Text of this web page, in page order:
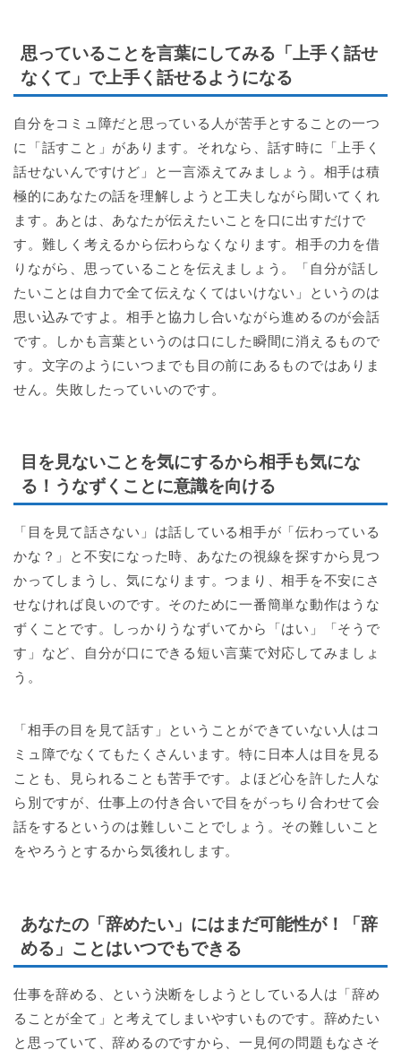
思っていることを言葉にしてみる「上手く話せ
なくて」で上手く話せるようになる
自分をコミュ障だと思っている人が苦手とすることの一つ
に「話すこと」があります。それなら、話す時に「上手く
話せないんですけど」と一言添えてみましょう。相手は積
極的にあなたの話を理解しようと工夫しながら聞いてくれ
ます。あとは、あなたが伝えたいことを口に出すだけで
す。難しく考えるから伝わらなくなります。相手の力を借
りながら、思っていることを伝えましょう。「自分が話し
たいことは自力で全て伝えなくてはいけない」というのは
思い込みですよ。相手と協力し合いながら進めるのが会話
です。しかも言葉というのは口にした瞬間に消えるもので
す。文字のようにいつまでも目の前にあるものではありま
せん。失敗したっていいのです。
目を見ないことを気にするから相手も気にな
る！うなずくことに意識を向ける
「目を見て話さない」は話している相手が「伝わっている
かな？」と不安になった時、あなたの視線を探すから見つ
かってしまうし、気になります。つまり、相手を不安にさ
せなければ良いのです。そのために一番簡単な動作はうな
ずくことです。しっかりうなずいてから「はい」「そうで
す」など、自分が口にできる短い言葉で対応してみましょ
う。
「相手の目を見て話す」ということができていない人はコ
ミュ障でなくてもたくさんいます。特に日本人は目を見る
ことも、見られることも苦手です。よほど心を許した人な
ら別ですが、仕事上の付き合いで目をがっちり合わせて会
話をするというのは難しいことでしょう。その難しいこと
をやろうとするから気後れします。
あなたの「辞めたい」にはまだ可能性が！「辞
める」ことはいつでもできる
仕事を辞める、という決断をしようとしている人は「辞め
ることが全て」と考えてしまいやすいものです。辞めたい
と思っていて、辞めるのですから、一見何の問題もなさそ